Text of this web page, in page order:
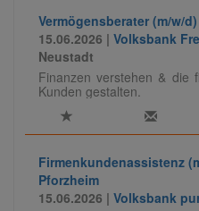
Vermögensberater (m/w/
15.06.2026 | Volksbank
Neustadt
Finanzen verstehen & die
Kunden gestalten.
Firmenkundenassistenz
Pforzheim
15.06.2026 | Volksbank